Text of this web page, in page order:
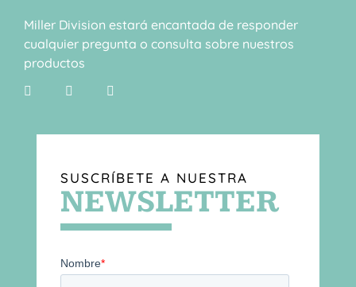
Miller Division estará encantada de responder
cualquier pregunta o consulta sobre nuestros
productos
SUSCRÍBETE A NUESTRA
NEWSLETTER